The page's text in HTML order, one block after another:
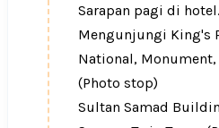
Sarapan pagi di hotel.
Mengunjungi King's
National,
(Photo stop)
Sultan Samad